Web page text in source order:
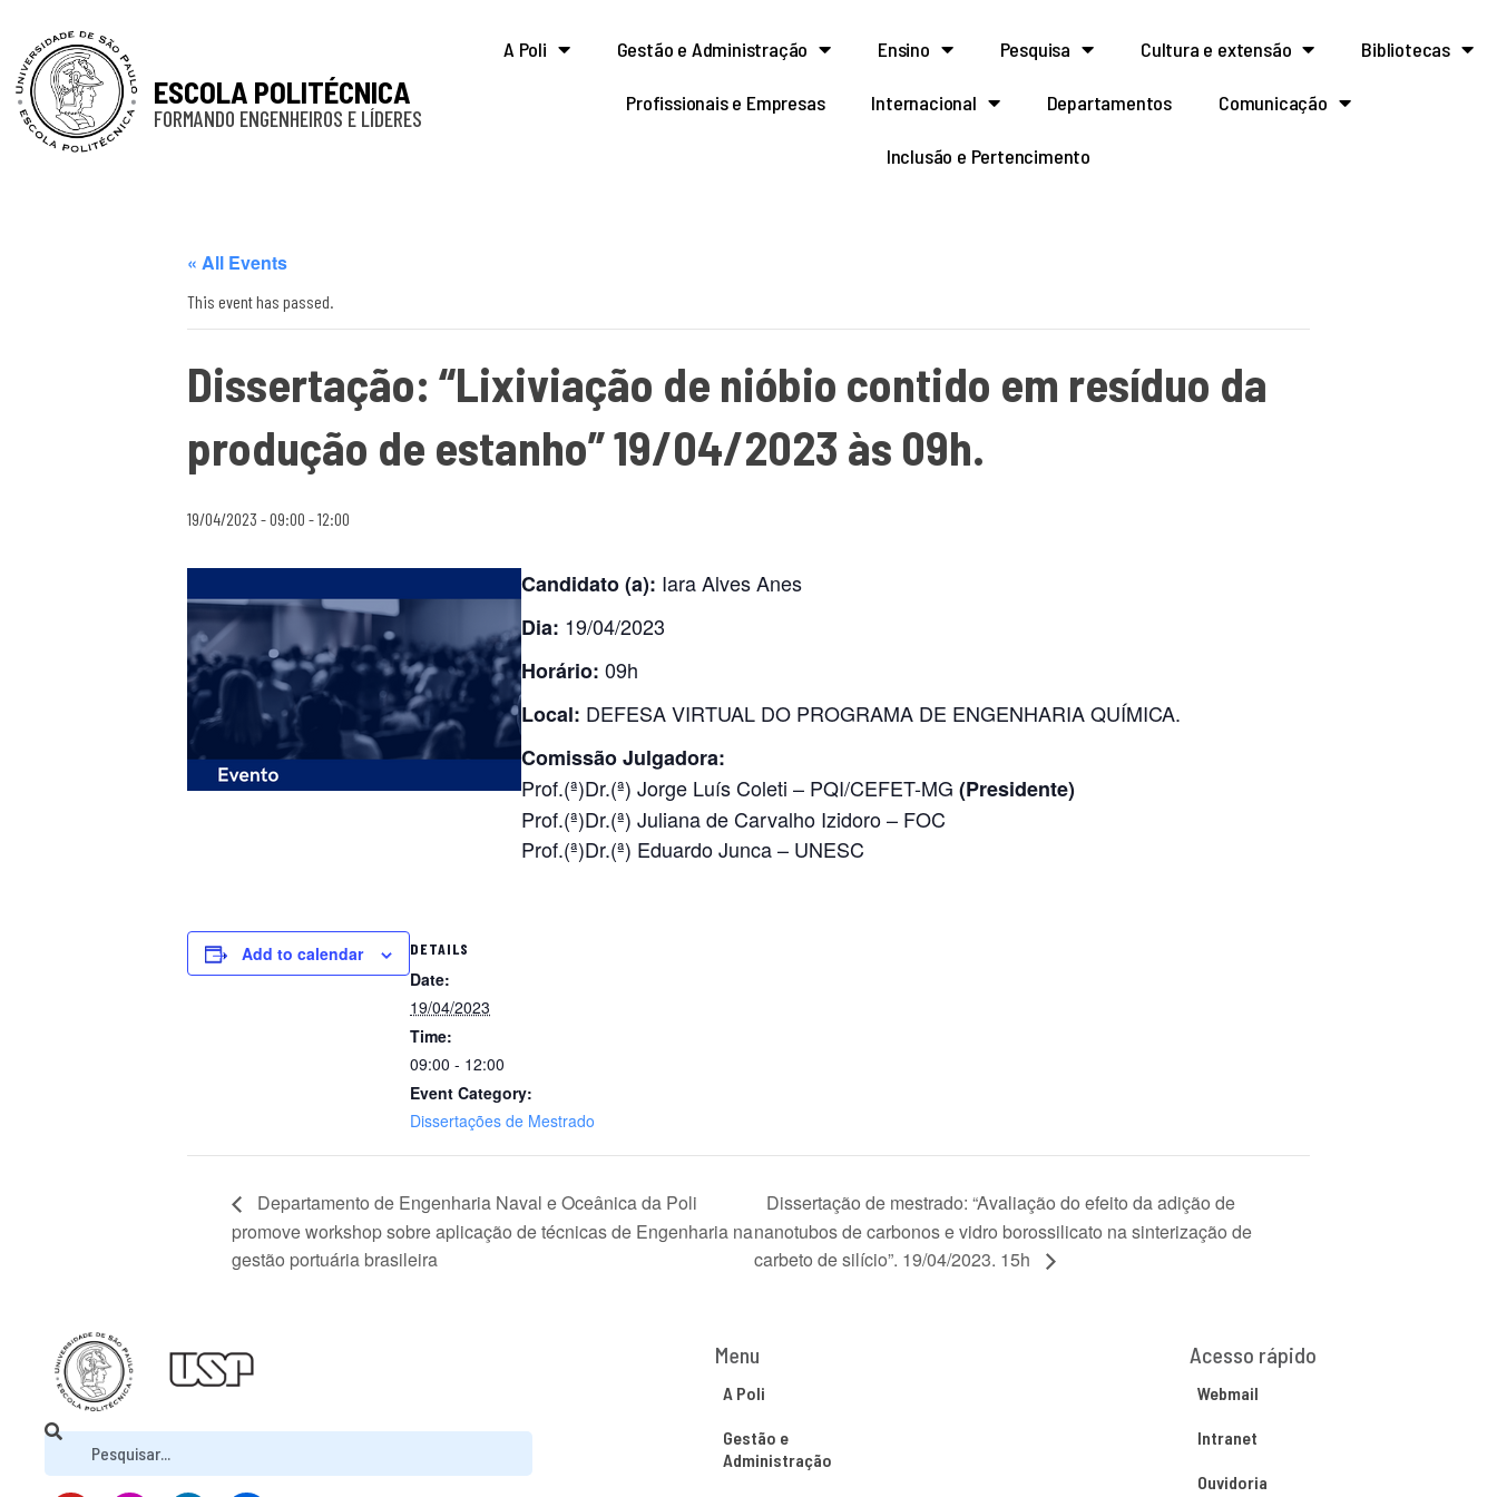
ESCOLA POLITÉCNICA
FORMANDO ENGENHEIROS E LÍDERES
A Poli Gestão e Administração Ensino Pesquisa Cultura e extensão Bibliotecas
Profissionais e Empresas Internacional Departamentos Comunicação
Inclusão e Pertencimento
« All Events
This event has passed.
Dissertação: “Lixiviação de nióbio contido em resíduo da
produção de estanho” 19/04/2023 às 09h.
19/04/2023 - 09:00 -12:00
Candidato (a): Iara Alves Anes
Dia: 19/04/2023
Horário: 09h
Local: DEFESA VIRTUAL DO PROGRAMA DE ENGENHARIA QUÍMICA.
Comissão Julgadora:
Prof.(ª)Dr.(ª) Jorge Luís Coleti – PQI/CEFET-MG (Presidente)
Prof.(ª)Dr.(ª) Juliana de Carvalho Izidoro – FOC
Prof.(ª)Dr.(ª) Eduardo Junca – UNESC
Add to calendar DETAILS
Date:
19/04/2023
Time:
09:00 - 12:00
Event Category:
Dissertações de Mestrado
Departamento de Engenharia Naval e Oceânica da Poli
promove workshop sobre aplicação de técnicas de Engenharia na
gestão portuária brasileira
Dissertação de mestrado: “Avaliação do efeito da adição de
nanotubos de carbonos e vidro borossilicato na sinterização de
carbeto de silício”. 19/04/2023. 15h
Menu
A Poli
Gestão e
Administração
Acesso rápido
Webmail
Intranet
Ouvidoria